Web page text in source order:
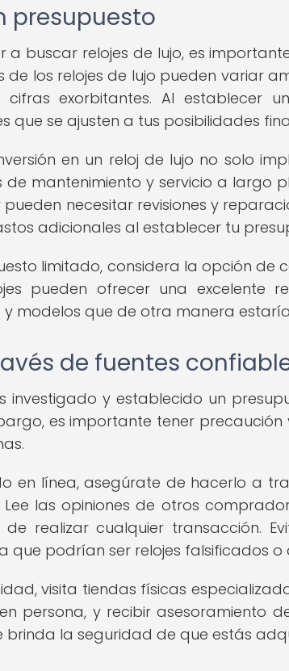
presupuesto
a buscar relojes de lujo, es
de los relojes de lujo pueden variar
exorbitantes. Al establecer
que se ajusten a tus posibilidades
en un reloj de lujo no solo
mantenimiento y servicio a largo
necesitar revisiones y
adicionales al establecer tu
limitado, considera la opción
pueden ofrecer una excelente
modelos que de otra manera
de fuentes
investigado y establecido un
es importante tener
en línea, asegúrate de hacerlo a
las opiniones de otros
de realizar cualquier transacción.
que podrían ser relojes falsificados
visita tiendas físicas
persona, y recibir asesoramiento
brinda la seguridad de que estás